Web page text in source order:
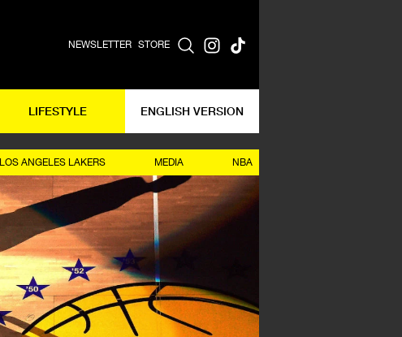
NEWSLETTER STORE
LIFESTYLE ENGLISH VERSION
LOS ANGELES LAKERS MEDIA NBA